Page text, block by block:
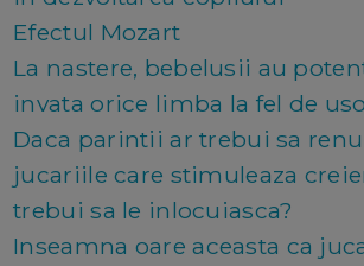
Efectul Mozart
La nastere, bebelusii au
invata orice limba la fel de
Daca parintii ar trebui sa
jucariile care stimuleaza
trebui sa le inlocuiasca?
Inseamna oare aceasta ca